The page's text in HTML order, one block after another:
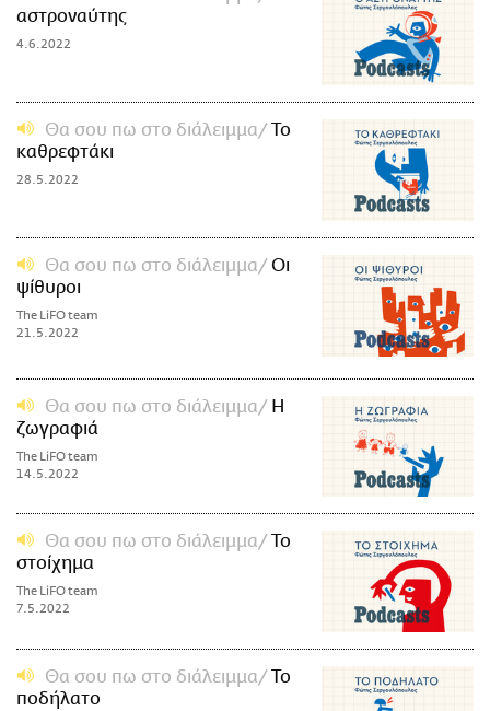
αστροναύτης
4.6.2022
Θα σου πω στο διάλειμμα
Το
καθρεφτάκι
28.5.2022
Θα σου πω στο διάλειμμα
Οι
ψίθυροι
The LiFO team
21.5.2022
Θα σου πω στο διάλειμμα
Η
ζωγραφιά
The LiFO team
14.5.2022
Θα σου πω στο διάλειμμα
Το
στοίχημα
The LiFO team
7.5.2022
Θα σου πω στο διάλειμμα
Το
ποδήλατο